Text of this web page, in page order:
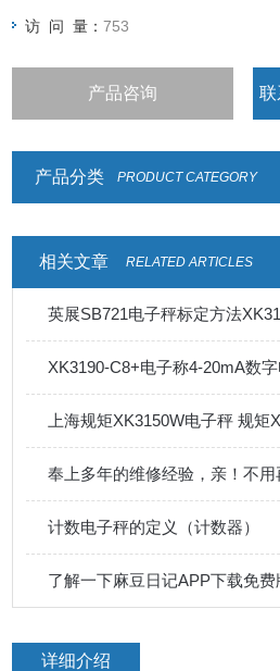
访 问 量：753
产品咨询 联
产品分类
PRODUCT CATEGORY
相关文章 RELATED ARTICLES
英展SB721电子秤标定方法
XK3190-C8+电子称4-20mA数
上海规矩XK3150W电子秤 规矩
奉上多年的维修经验，亲
计数电子秤的定义（计数器）
了解一下麻豆日记APP下载免
详细介绍